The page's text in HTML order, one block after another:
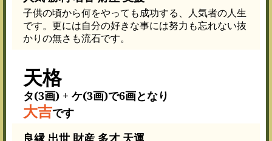
子供の頃から何をやっても成功する、人気者の人生
です。更には自分の好きな事には努力も忘れない抜
かりの無さも流石です。
天格
タ(3画) + ケ(3画)で6画となり
大吉です
良縁 出世 財産 多才 天運